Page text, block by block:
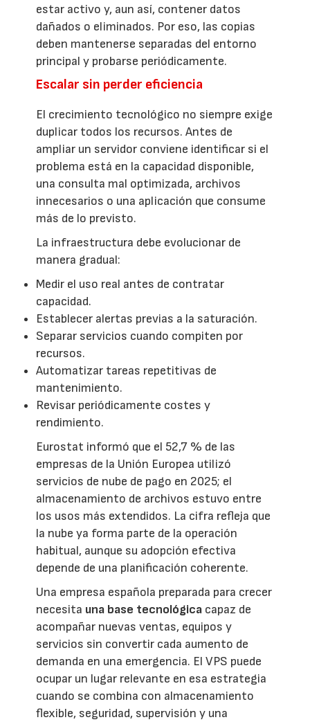
estar activo y, aun así, contener datos
dañados o eliminados. Por eso, las copias
deben mantenerse separadas del entorno
principal y probarse periódicamente.
Escalar sin perder eficiencia
El crecimiento tecnológico no siempre exige
duplicar todos los recursos. Antes de
ampliar un servidor conviene identificar si el
problema está en la capacidad disponible,
una consulta mal optimizada, archivos
innecesarios o una aplicación que consume
más de lo previsto.
La infraestructura debe evolucionar de
manera gradual:
Medir el uso real antes de contratar
capacidad.
Establecer alertas previas a la saturación.
Separar servicios cuando compiten por
recursos.
Automatizar tareas repetitivas de
mantenimiento.
Revisar periódicamente costes y
rendimiento.
Eurostat informó que el 52,7 % de las
empresas de la Unión Europea utilizó
servicios de nube de pago en 2025; el
almacenamiento de archivos estuvo entre
los usos más extendidos. La cifra refleja que
la nube ya forma parte de la operación
habitual, aunque su adopción efectiva
depende de una planificación coherente.
Una empresa española preparada para crecer
necesita una base tecnológica capaz de
acompañar nuevas ventas, equipos y
servicios sin convertir cada aumento de
demanda en una emergencia. El VPS puede
ocupar un lugar relevante en esa estrategia
cuando se combina con almacenamiento
flexible, seguridad, supervisión y una